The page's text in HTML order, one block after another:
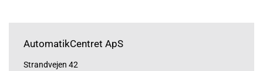
AutomatikCentret ApS
Strandvejen 42